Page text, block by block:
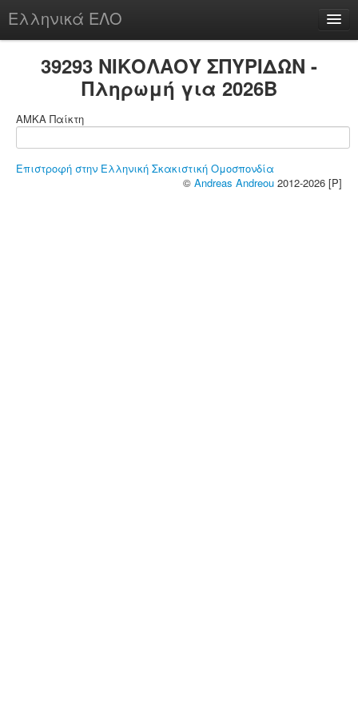
Ελληνικά ΕΛΟ
chesstu.be @ discord
39293 ΝΙΚΟΛΑΟΥ ΣΠΥΡΙΔΩΝ -
Πληρωμή για 2026B
ΑΜΚΑ Παίκτη
Επιστροφή στην Ελληνική Σκακιστική Ομοσπονδία
© Andreas Andreou 2012-2026 [P]